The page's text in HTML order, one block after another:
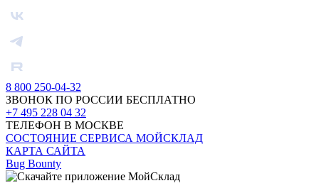
8 800 250-04-32
ЗВОНОК ПО РОССИИ БЕСПЛАТНО
+7 495 228 04 32
ТЕЛЕФОН В МОСКВЕ
СОСТОЯНИЕ СЕРВИСА МОЙСКЛАД
КАРТА САЙТА
Bug Bounty